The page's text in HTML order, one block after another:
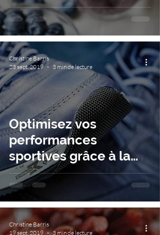
Optimisez vos
performances
sportives grâce à la
naturopathie
Christine Barris
23 sept. 2019
3 min de lecture
Christine Barris
19 sept. 2019
3 min de lecture